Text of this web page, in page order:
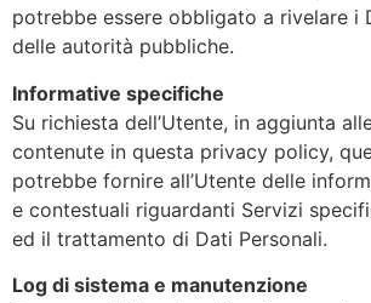
potrebbe essere obbligato a rivelare i
delle autorità pubbliche.
Informative specifiche
Su richiesta dell’Utente, in aggiunta
contenute in questa privacy policy,
potrebbe fornire all’Utente delle
e contestuali riguardanti Servizi
ed il trattamento di Dati Personali.
Log di sistema e manutenzione